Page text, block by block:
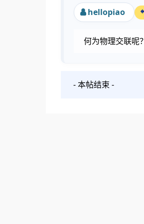
hellopiao
何为物理交联呢？
- 本帖结束 -